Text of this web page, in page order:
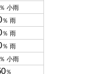
小雨
％ 雨
％ 雨
％ 雨
小雨
％